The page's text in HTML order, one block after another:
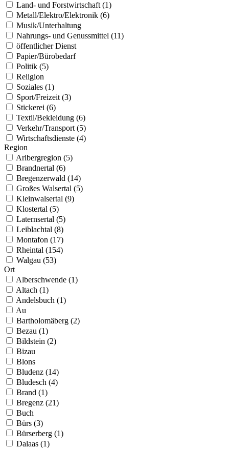
Land- und Forstwirtschaft (1)
Metall/Elektro/Elektronik (6)
Musik/Unterhaltung
Nahrungs- und Genussmittel (11)
öffentlicher Dienst
Papier/Bürobedarf
Politik (5)
Religion
Soziales (1)
Sport/Freizeit (3)
Stickerei (6)
Textil/Bekleidung (6)
Verkehr/Transport (5)
Wirtschaftsdienste (4)
Region
Arlbergregion (5)
Brandnertal (6)
Bregenzerwald (14)
Großes Walsertal (5)
Kleinwalsertal (9)
Klostertal (5)
Laternsertal (5)
Leiblachtal (8)
Montafon (17)
Rheintal (154)
Walgau (53)
Ort
Alberschwende (1)
Altach (1)
Andelsbuch (1)
Au
Bartholomäberg (2)
Bezau (1)
Bildstein (2)
Bizau
Blons
Bludenz (14)
Bludesch (4)
Brand (1)
Bregenz (21)
Buch
Bürs (3)
Bürserberg (1)
Dalaas (1)